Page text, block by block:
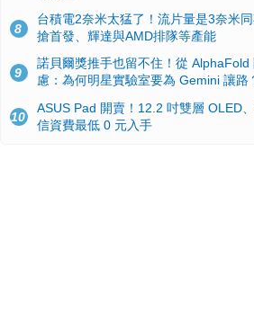
8
台積電2奈米太猛了！流片量是3奈米
搶首發、輝達與AMD排隊等產能
9
諾貝爾獎推手也留不住！從
慮：為何明星實驗室要為 Gemini 讓路
10
ASUS Pad 開賣！12.2 吋雙層 OLED
信資費最低 0 元入手